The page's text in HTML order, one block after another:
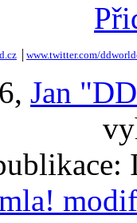
www.twitter.com/
Jan